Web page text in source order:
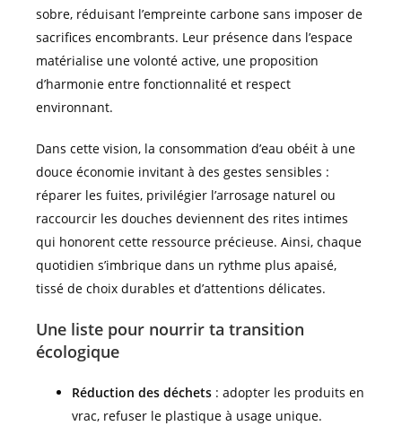
sobre, réduisant l’empreinte carbone sans imposer de
sacrifices encombrants. Leur présence dans l’espace
matérialise une volonté active, une proposition
d’harmonie entre fonctionnalité et respect
environnant.
Dans cette vision, la consommation d’eau obéit à une
douce économie invitant à des gestes sensibles :
réparer les fuites, privilégier l’arrosage naturel ou
raccourcir les douches deviennent des rites intimes
qui honorent cette ressource précieuse. Ainsi, chaque
quotidien s’imbrique dans un rythme plus apaisé,
tissé de choix durables et d’attentions délicates.
Une liste pour nourrir ta transition
écologique
Réduction des déchets : adopter les produits en
vrac, refuser le plastique à usage unique.